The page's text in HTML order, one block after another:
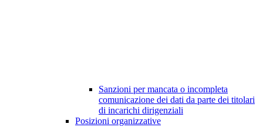
Sanzioni per mancata o incompleta
comunicazione dei dati da parte dei titolari
di incarichi dirigenziali
Posizioni organizzative